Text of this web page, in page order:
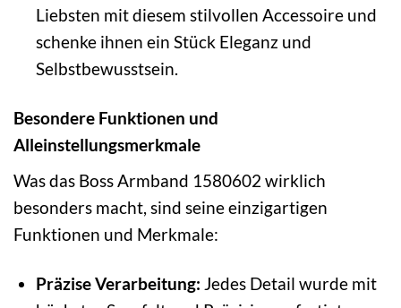
Liebsten mit diesem stilvollen Accessoire und
schenke ihnen ein Stück Eleganz und
Selbstbewusstsein.
Besondere Funktionen und
Alleinstellungsmerkmale
Was das Boss Armband 1580602 wirklich
besonders macht, sind seine einzigartigen
Funktionen und Merkmale:
Präzise Verarbeitung: Jedes Detail wurde mit